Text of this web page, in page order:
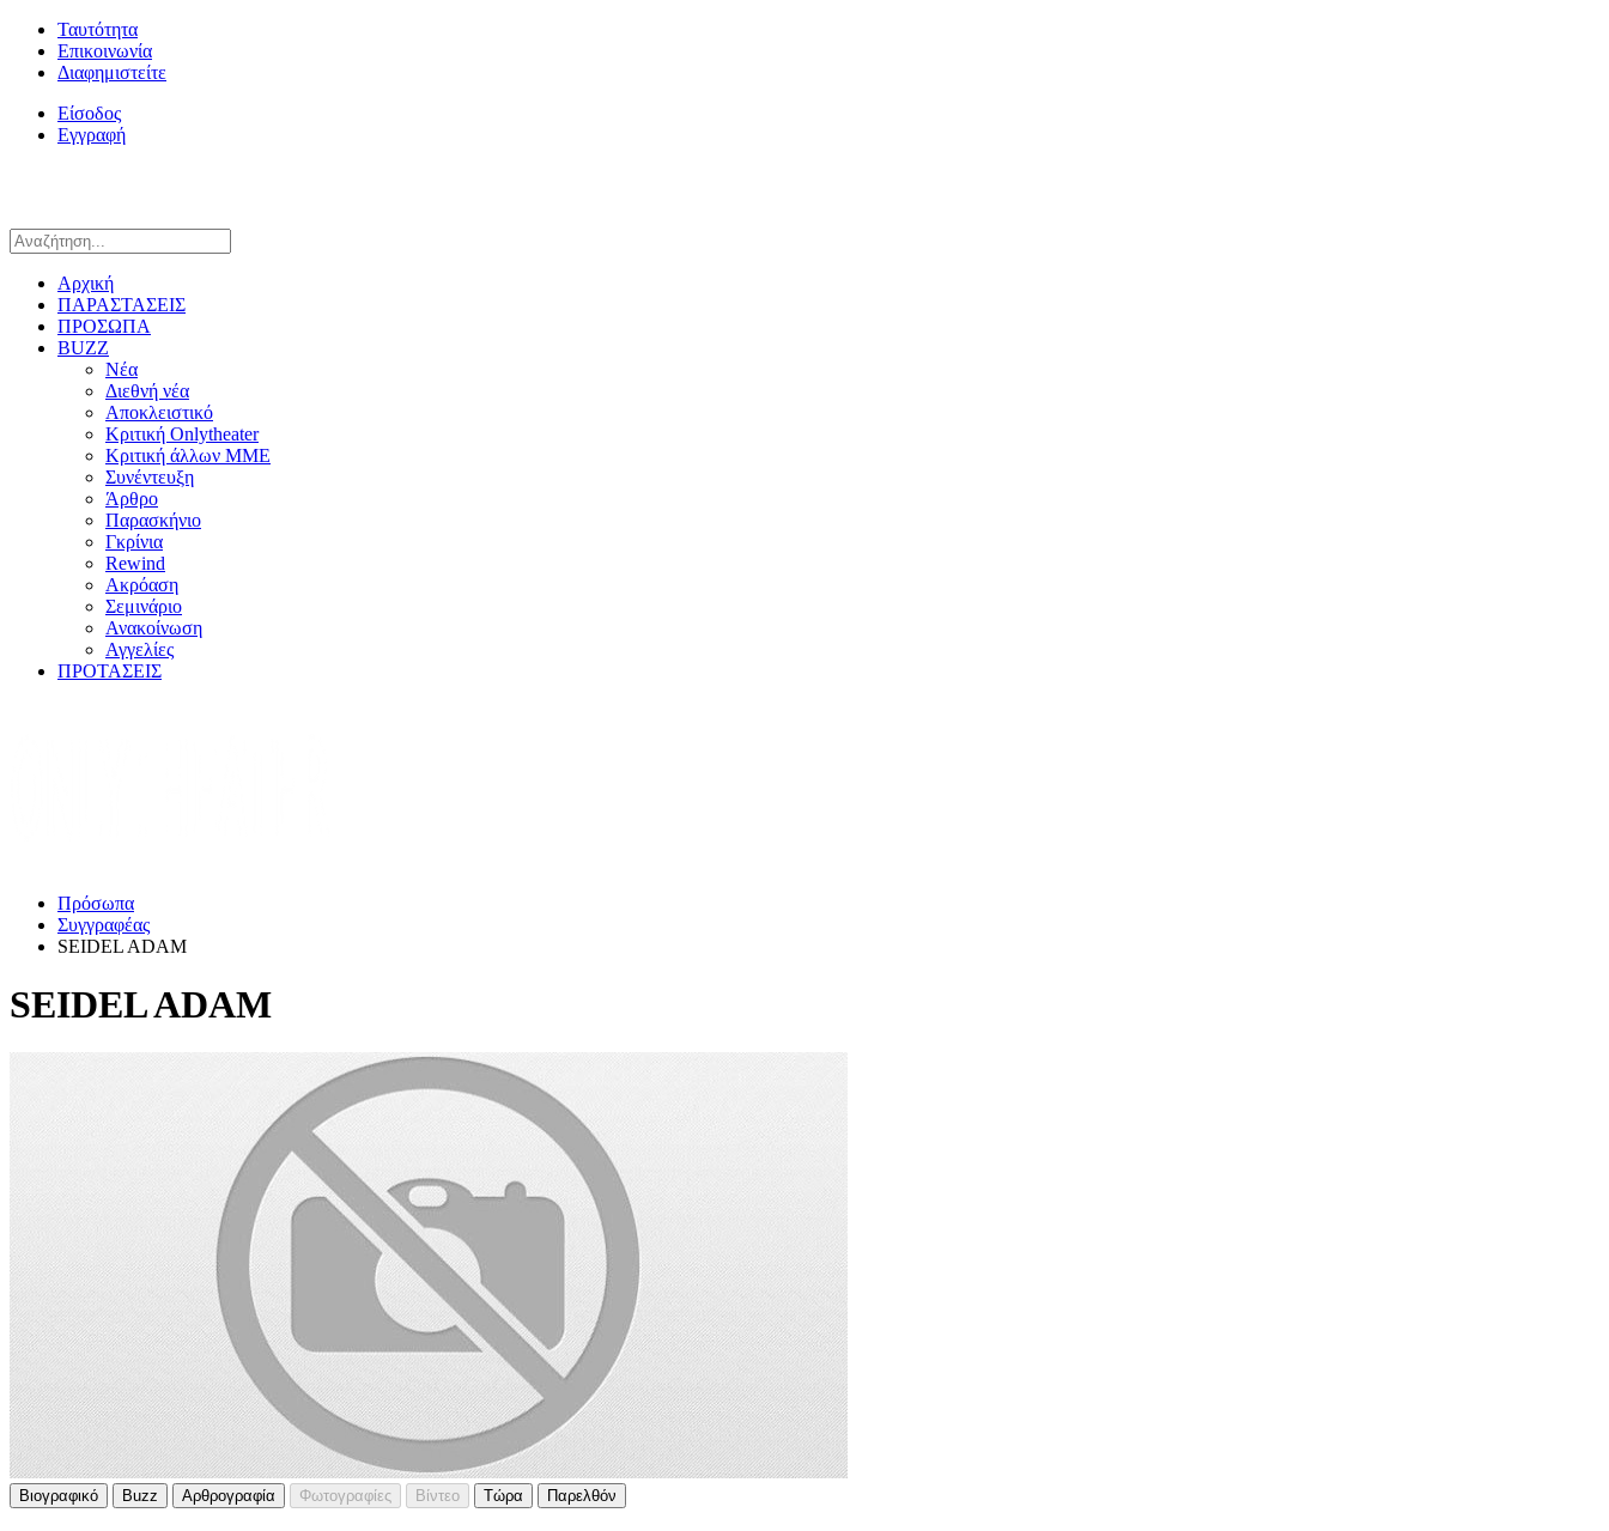
Ταυτότητα
Επικοινωνία
Διαφημιστείτε
Είσοδος
Εγγραφή
Αρχική
ΠΑΡΑΣΤΑΣΕΙΣ
ΠΡΟΣΩΠΑ
BUZZ
Νέα
Διεθνή νέα
Αποκλειστικό
Κριτική Onlytheater
Κριτική άλλων ΜΜΕ
Συνέντευξη
Άρθρο
Παρασκήνιο
Γκρίνια
Rewind
Ακρόαση
Σεμινάριο
Ανακοίνωση
Αγγελίες
ΠΡΟΤΑΣΕΙΣ
Πρόσωπα
Συγγραφέας
SEIDEL ADAM
SEIDEL ADAM
Βιογραφικό Buzz Αρθρογραφία Φωτογραφίες Βίντεο Τώρα Παρελθόν